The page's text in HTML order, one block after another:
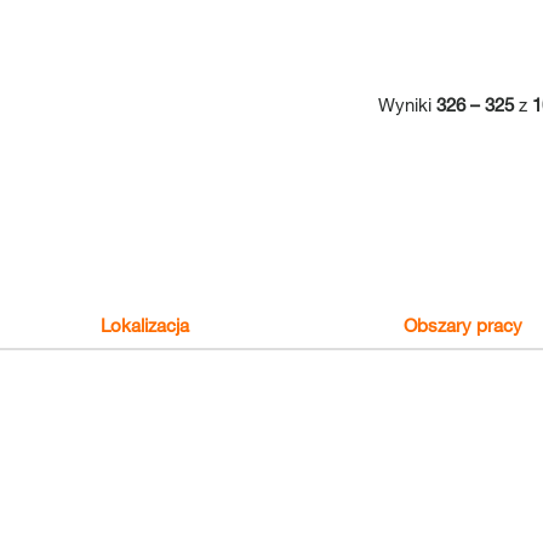
Wyniki 326 – 325z
Lokalizacja Obszary pracy